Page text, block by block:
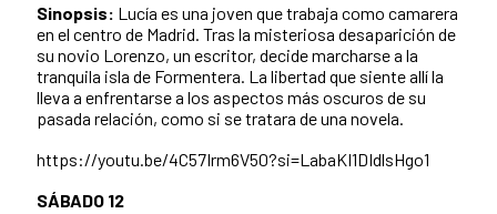
Sinopsis: Lucía es una joven que trabaja como camarera
en el centro de Madrid. Tras la misteriosa desaparición de
su novio Lorenzo, un escritor, decide marcharse a la
tranquila isla de Formentera. La libertad que siente allí la
lleva a enfrentarse a los aspectos más oscuros de su
pasada relación, como si se tratara de una novela.
https://youtu.be/4C57Irm6V50?si=LabaKI1DIdlsHgo1
SÁBADO 12